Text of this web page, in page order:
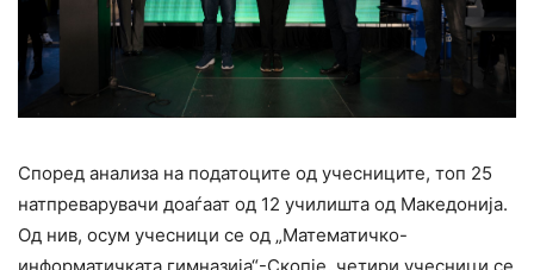
Според анализа на податоците од учесниците, топ 25
натпреварувачи доаѓаат од 12 училишта од Македонија.
Од нив, осум учесници се од „Математичко-